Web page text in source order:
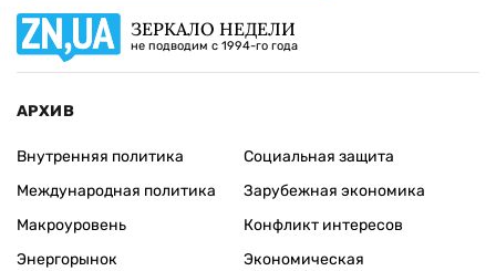
ЗЕРКАЛО НЕДЕЛИ
не подводим с 1994-го года
АРХИВ
Внутренняя политика
Международная политика
Макроуровень
Энергорынок
Социальная защита
Зарубежная экономика
Конфликт интересов
Экономическая